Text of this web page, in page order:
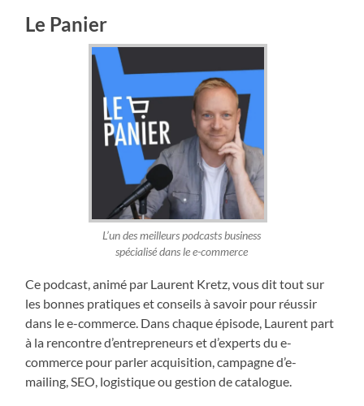
Le Panier
L’un des meilleurs podcasts business
spécialisé dans le e-commerce
Ce podcast, animé par Laurent Kretz, vous dit tout sur
les bonnes pratiques et conseils à savoir pour réussir
dans le e-commerce. Dans chaque épisode, Laurent part
à la rencontre d’entrepreneurs et d’experts du e-
commerce pour parler acquisition, campagne d’e-
mailing, SEO, logistique ou gestion de catalogue.